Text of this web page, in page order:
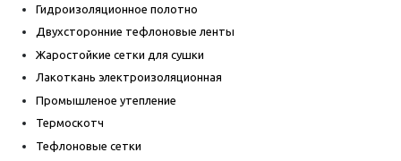
Гидроизоляционное полотно
Двухсторонние тефлоновые ленты
Жаростойкие сетки для сушки
Лакоткань электроизоляционная
Промышленое утепление
Термоскотч
Тефлоновые сетки